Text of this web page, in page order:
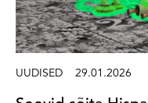
UUDISED 29.01.2026